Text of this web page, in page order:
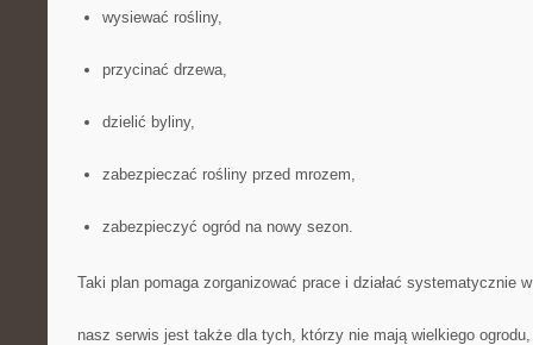
wysiewać rośliny,
przycinać drzewa,
dzielić byliny,
zabezpieczać rośliny przed mrozem,
zabezpieczyć ogród na nowy sezon.
Taki plan pomaga zorganizować prace i działać systematycznie
nasz serwis jest także dla tych, którzy nie mają wielkiego